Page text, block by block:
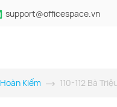
support@officespace.vn
Hoàn Kiếm 110-112 Bà Triệu